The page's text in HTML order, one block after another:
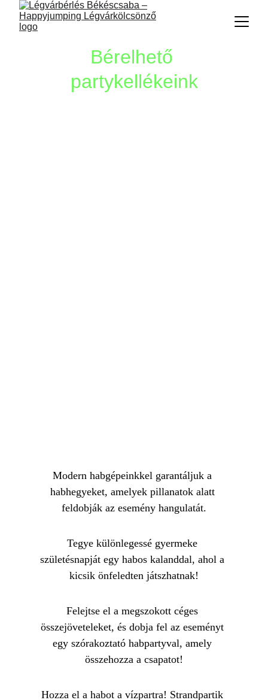
Bérelhető
partykellékeink
Modern habgépeinkkel garantáljuk a
habhegyeket, amelyek pillanatok alatt
feldobják az esemény hangulatát.
Tegye különlegessé gyermeke
születésnapját egy habos kalanddal, ahol a
kicsik önfeledten játszhatnak!
Felejtse el a megszokott céges
összejöveteleket, és dobja fel az eseményt
egy szórakoztató habpartyval, amely
összehozza a csapatot!
Hozza el a habot a vízpartra! Strandpartik